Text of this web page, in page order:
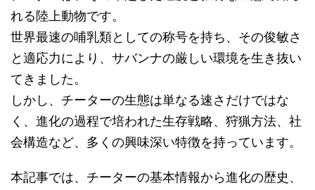
れる陸上動物です。
世界最速の哺乳類としての称号を持ち、その俊敏さ
と適応力により、サバンナの厳しい環境を生き抜い
てきました。
しかし、チーターの生態は単なる速さだけではな
く、進化の過程で培われた生存戦略、狩猟方法、社
会構造など、多くの興味深い特徴を持っています。
本記事では、チーターの基本情報から進化の歴史、